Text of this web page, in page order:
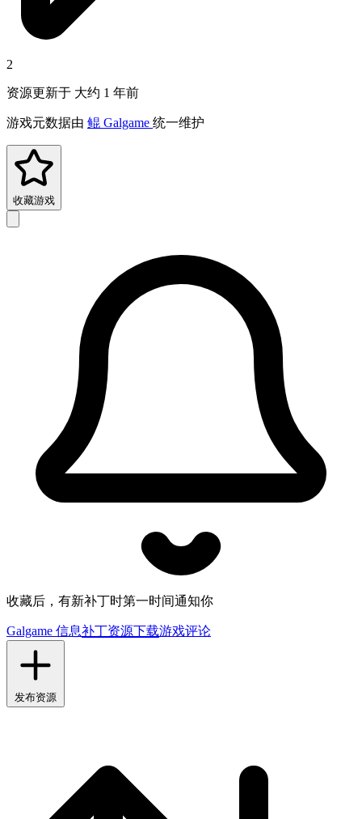
2
资源更新于 大约 1 年前
游戏元数据由 鲲 Galgame 统一维护
收藏游戏
收藏后，有新补丁时第一时间通知你
Galgame 信息补丁资源下载游戏评论
发布资源